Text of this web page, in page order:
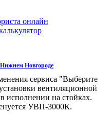
онлайн
Новгороде
сервиса "Выберите
вентиляционной
исполнении на стойках.
УВП-3000К.